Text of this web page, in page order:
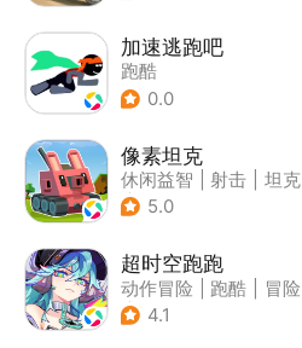
加速逃跑吧
跑酷
0.0
像素坦克
休闲益智 射击
坦克
| 像素风
5.0
超时空跑跑
动作冒险 跑酷
冒险
| 沙盒
4.1